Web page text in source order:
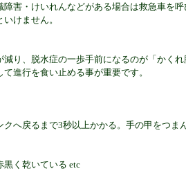
障害・けいれんなどがある場合は救急車を
けません。
り、脱水症の一歩手前になるのが「かく
進行を食い止める事が重要です。
クへ戻るまで3秒以上かかる。手の甲をつま
黒く乾いている etc